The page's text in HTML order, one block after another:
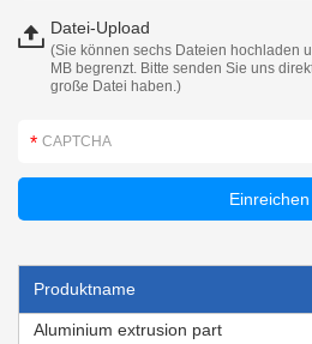
Datei-Upload
(Sie können sechs Dateien hochladen
MB begrenzt. Bitte senden Sie uns
große Datei haben.)
Produktname
Aluminium extrusion part